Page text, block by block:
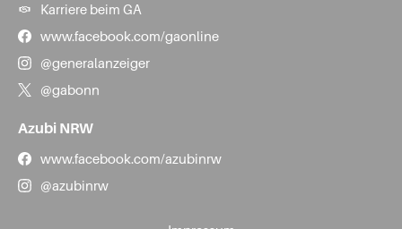
Karriere beim GA
www.facebook.com/gaonline
@generalanzeiger
@gabonn
Azubi NRW
www.facebook.com/azubinrw
@azubinrw